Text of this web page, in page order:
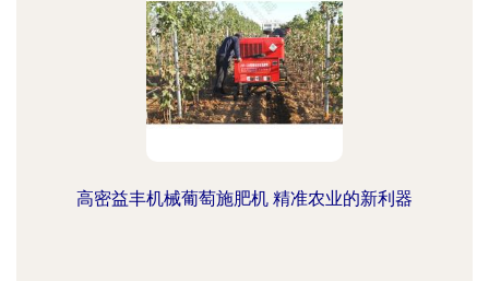
高密益丰机械葡萄施肥机 精准农业的新利器